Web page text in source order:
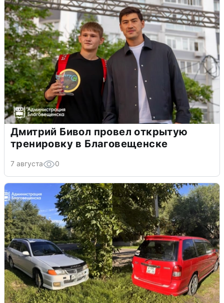
Дмитрий Бивол провел открытую
тренировку в Благовещенске
7 августа 0